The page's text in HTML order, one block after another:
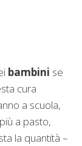
bambini se
cura
a scuola,
a pasto,
la quantità –